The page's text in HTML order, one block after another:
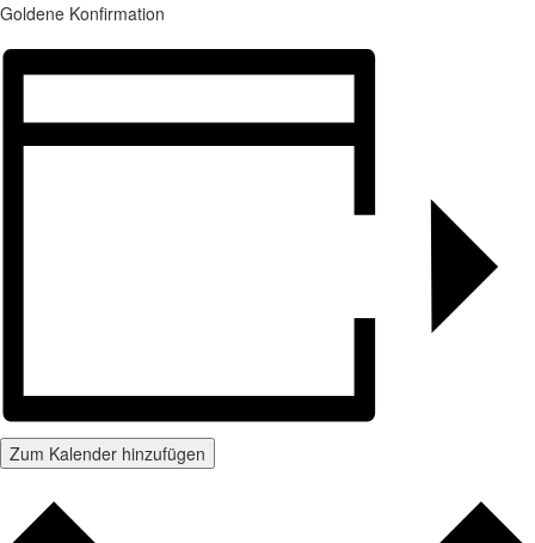
Goldene Konfirmation
Zum Kalender hinzufügen